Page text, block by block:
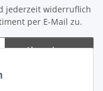
jederzeit widerruflich
per E-Mail zu.
Abonnieren